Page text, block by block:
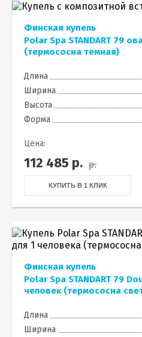
Финская купель
Polar Spa STANDART 79
(термососна темная)
Длина
Ширина
Высота
Форма
Цена:
112 485 р. р.
КУПИТЬ В 1 КЛИК
Финская купель
Polar Spa STANDART 79
человек (термососна
Длина
Ширина